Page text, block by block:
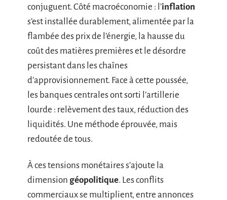
conjuguent. Côté macroéconomie : l’inflation
s’est installée durablement, alimentée par la
flambée des prix de l’énergie, la hausse du
coût des matières premières et le désordre
persistant dans les chaînes
d’approvisionnement. Face à cette poussée,
les banques centrales ont sorti l’artillerie
lourde : relèvement des taux, réduction des
liquidités. Une méthode éprouvée, mais
redoutée de tous.
À ces tensions monétaires s’ajoute la
dimension géopolitique. Les conflits
commerciaux se multiplient, entre annonces